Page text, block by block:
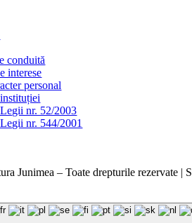
conduită
interese
personal
nr. 52/2003
nr. 544/2001
Junimea – Toate drepturile rezervate |